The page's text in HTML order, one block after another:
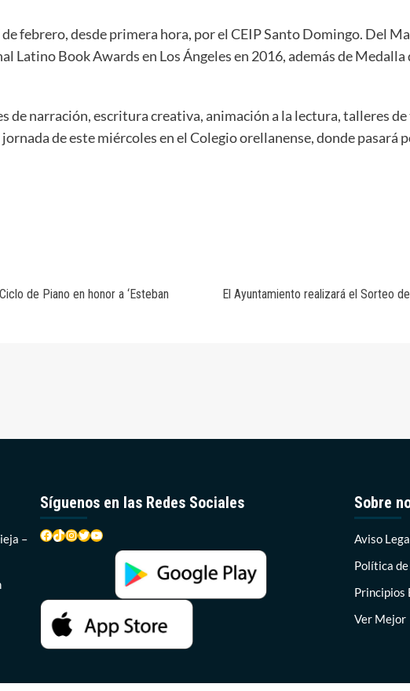
febrero, desde primera hora, por el CEIP Santo Domingo. Del
Book Awards en Los Ángeles en 2016, además de Medalla
narración, escritura creativa, animación a la lectura, talleres
de este miércoles en el Colegio orellanense, donde pasará
de Piano en honor a ‘Esteban
El Ayuntamiento realizará el Sorteo
–
Síguenos en las Redes Sociales
Facebook
TikTok
Instagram
Twitter
YouTube
Sobre
Aviso
Política
Principios
Ver Mejor